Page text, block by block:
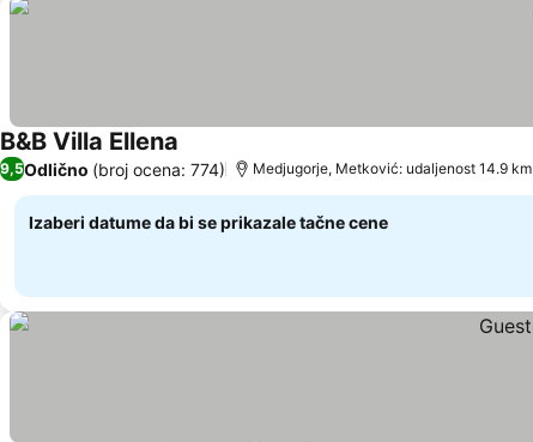
B&B Villa Ellena Pogledaj cene
9,5Odlično (broj ocena: 774) Medjugorje, Metković: udaljenost 14.9 km
Izaberi datume da bi se prikazale tačne cene